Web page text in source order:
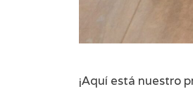
¡Aquí está nuestro